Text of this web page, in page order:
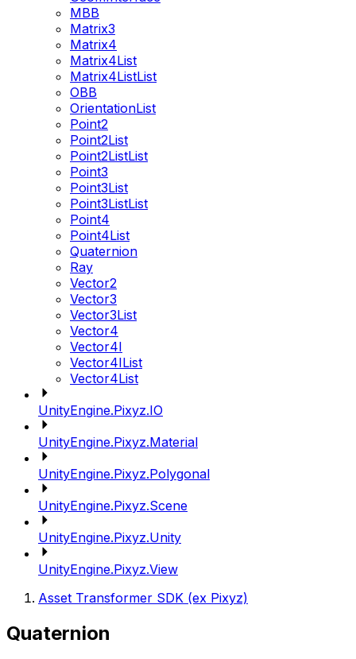
MBB
Matrix3
Matrix4
Matrix4List
Matrix4ListList
OBB
OrientationList
Point2
Point2List
Point2ListList
Point3
Point3List
Point3ListList
Point4
Point4List
Quaternion
Ray
Vector2
Vector3
Vector3List
Vector4
Vector4I
Vector4IList
Vector4List
UnityEngine.Pixyz.IO
UnityEngine.Pixyz.Material
UnityEngine.Pixyz.Polygonal
UnityEngine.Pixyz.Scene
UnityEngine.Pixyz.Unity
UnityEngine.Pixyz.View
Asset Transformer SDK (ex Pixyz)
Quaternion